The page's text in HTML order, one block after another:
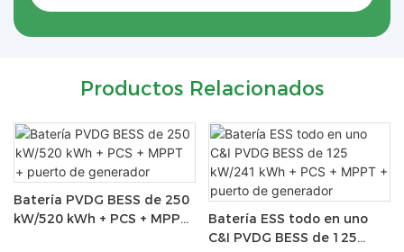
Productos Relacionados
Batería PVDG BESS de 250
kW/520 kWh + PCS + MPPT
Batería ESS todo en uno
C&I PVDG BESS de 125